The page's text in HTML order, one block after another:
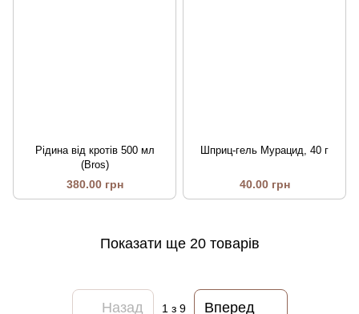
Рідина від кротів 500 мл
(Bros)
380.00 грн
Шприц-гель Мурацид, 40 г
40.00 грн
Показати ще 20 товарів
Назад 1 з 9 Вперед